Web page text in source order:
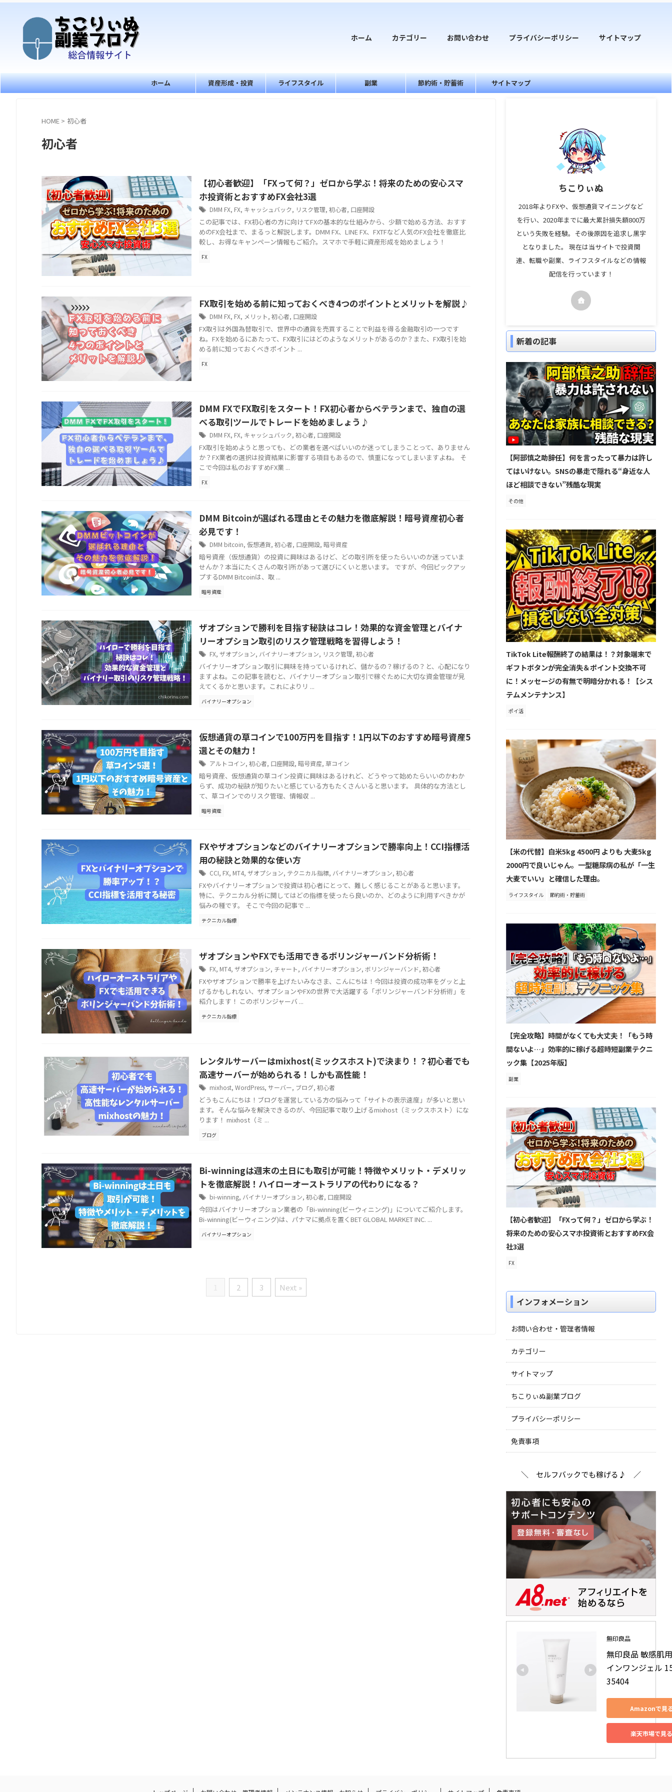
ホーム カテゴリー お問い合わせ プライバシーポリシー サイトマップ
ホーム 資産形成・投資 ライフスタイル 副業 節約術・貯蓄術 サイトマップ
HOME > 初心者
初心者
【初心者歓迎】「FXって何？」ゼロから学ぶ！将来のための安心スマ
ホ投資術とおすすめFX会社3選
DMM FX, FX, キャッシュバック, リスク管理, 初心者, 口座開設
この記事では、FX初心者の方に向けてFXの基本的な仕組みから、少額で始める方法、おすす
めのFX会社まで、まるっと解説します。DMM FX、LINE FX、FXTFなど人気のFX会社を徹底比
較し、お得なキャンペーン情報もご紹介。スマホで手軽に資産形成を始めましょう！
FX
FX取引を始める前に知っておくべき4つのポイントとメリットを解説♪
DMM FX, FX, メリット, 初心者, 口座開設
FX取引は外国為替取引で、世界中の通貨を売買することで利益を得る金融取引の一つです
ね。FXを始めるにあたって、FX取引にはどのようなメリットがあるのか？また、FX取引を始
める前に知っておくべきポイント ...
FX
DMM FXでFX取引をスタート！FX初心者からベテランまで、独自の選
べる取引ツールでトレードを始めましょう♪
DMM FX, FX, キャッシュバック, 初心者, 口座開設
FX取引を始めようと思っても、どの業者を選べばいいのか迷ってしまうことって、ありません
か？FX業者の選択は投資結果に影響する項目もあるので、慎重になってしまいますよね。 そ
こで今回は私のおすすめFX業 ...
FX
DMM Bitcoinが選ばれる理由とその魅力を徹底解説！暗号資産初心者
必見です！
DMM bitcoin, 仮想通貨, 初心者, 口座開設, 暗号資産
暗号資産（仮想通貨）の投資に興味はあるけど、どの取引所を使ったらいいのか迷っていま
せんか？本当にたくさんの取引所があって選びにくいと思います。 ですが、今回ピックアッ
プするDMM Bitcoinは、取 ...
暗号資産
ザオプションで勝利を目指す秘訣はコレ！効果的な資金管理とバイナ
リーオプション取引のリスク管理戦略を習得しよう！
FX, ザオプション, バイナリーオプション, リスク管理, 初心者
バイナリーオプション取引に興味を持っているけれど、儲かるの？稼げるの？と、心配になり
ますよね。この記事を読むと、バイナリーオプション取引で稼ぐために大切な資金管理が見
えてくるかと思います。これによりリ ...
バイナリーオプション
仮想通貨の草コインで100万円を目指す！1円以下のおすすめ暗号資産5
選とその魅力！
アルトコイン, 初心者, 口座開設, 暗号資産, 草コイン
暗号資産、仮想通貨の草コイン投資に興味はあるけれど、どうやって始めたらいいのかわか
らず、成功の秘訣が知りたいと感じている方もたくさんいると思います。 具体的な方法とし
て、草コインでのリスク管理、情報収 ...
暗号資産
FXやザオプションなどのバイナリーオプションで勝率向上！CCI指標活
用の秘訣と効果的な使い方
CCI, FX, MT4, ザオプション, テクニカル指標, バイナリーオプション, 初心者
FXやバイナリーオプションで投資は初心者にとって、難しく感じることがあると思います。
特に、テクニカル分析に関してはどの指標を使ったら良いのか、どのように利用すべきかが
悩みの種です。 そこで今回の記事で ...
テクニカル指標
ザオプションやFXでも活用できるボリンジャーバンド分析術！
FX, MT4, ザオプション, チャート, バイナリーオプション, ボリンジャーバンド, 初心者
FXやザオプションで勝率を上げたいみなさま、こんにちは！今回は投資の成功率をグッと上
げるかもしれない、ザオプションやFXの世界で大活躍する「ボリンジャーバンド分析術」を
紹介します！ このボリンジャーバ ...
テクニカル指標
レンタルサーバーはmixhost(ミックスホスト)で決まり！？初心者でも
高速サーバーが始められる！しかも高性能！
mixhost, WordPress, サーバー, ブログ, 初心者
どうもこんにちは！ブログを運営している方の悩みって「サイトの表示速度」が多いと思い
ます。そんな悩みを解決できるのが、今回記事で取り上げるmixhost（ミックスホスト）にな
ります！ mixhost（ミ ...
ブログ
Bi-winningは週末の土日にも取引が可能！特徴やメリット・デメリッ
トを徹底解説！ハイローオーストラリアの代わりになる？
bi-winning, バイナリーオプション, 初心者, 口座開設
今回はバイナリーオプション業者の「Bi-winning(ビーウィニング)」についてご紹介します。
Bi-winning(ビーウィニング)は、パナマに拠点を置くBET GLOBAL MARKET INC. ...
バイナリーオプション
2 3 Next »
ちこりぃぬ
2018年よりFXや、仮想通貨マイニングなど
を行い、2020年までに最大累計損失額800万
という失敗を経験。その後原因を追求し黒字
となりました。 現在は当サイトで投資関
連、転職や副業、ライフスタイルなどの情報
配信を行っています！
新着の記事
【阿部慎之助辞任】何を言ったって暴力は許し
てはいけない。SNSの暴走で隠れる“身近な人
ほど相談できない”残酷な現実
その他
TikTok Lite報酬終了の結果は！？対象端末で
ギフトボタンが完全消失＆ポイント交換不可
に！メッセージの有無で明暗分かれる！【シス
テムメンテナンス】
ポイ活
【米の代替】白米5kg 4500円 よりも 大麦5kg
2000円で良いじゃん。一型糖尿病の私が「一生
大麦でいい」と確信した理由。
ライフスタイル 節約術・貯蓄術
【完全攻略】時間がなくても大丈夫！「もう時
間ないよ…」効率的に稼げる超時短副業テクニ
ック集【2025年版】
副業
【初心者歓迎】「FXって何？」ゼロから学ぶ！
将来のための安心スマホ投資術とおすすめFX会
社3選
FX
インフォメーション
お問い合わせ・管理者情報
カテゴリー
サイトマップ
ちこりぃぬ副業ブログ
プライバシーポリシー
免責事項
＼ セルフバックでも稼げる♪ ／
無印良品
無印良品 敏感肌
インワンジェル
35404
Amazonで見
楽天市場で見る